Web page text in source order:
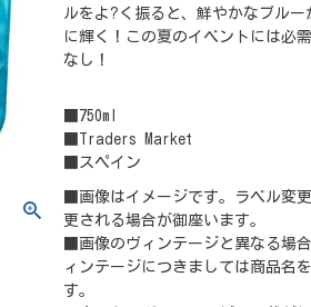
ルをよ?く振ると、鮮やかなブルー
に輝く！この夏のイベントには必
なし！
■750ml
■Traders Market
■スペイン
■画像はイメージです。ラベル変
更される場合が御座います。
■画像のヴィンテージと異なる場
ィンテージにつきましては商品名
す。